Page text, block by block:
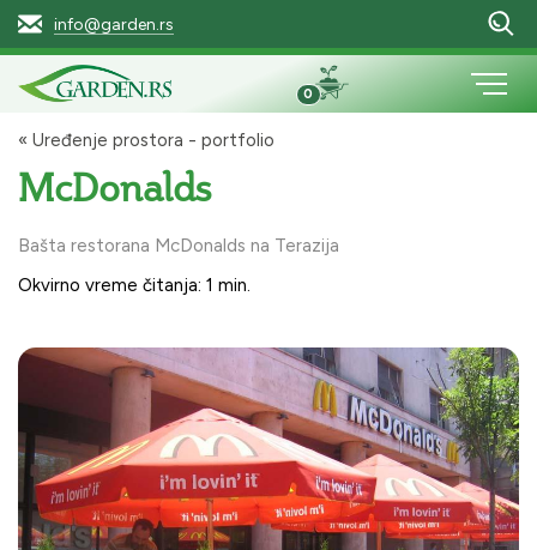
info@garden.rs
0
« Uređenje prostora - portfolio
McDonalds
Bašta restorana McDonalds na Terazija
Okvirno vreme čitanja: 1 min.